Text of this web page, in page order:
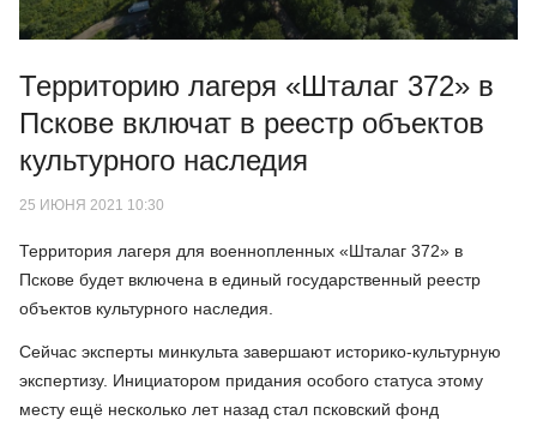
Территорию лагеря «Шталаг 372» в
Пскове включат в реестр объектов
культурного наследия
25 ИЮНЯ 2021 10:30
Территория лагеря для военнопленных «Шталаг 372» в
Пскове будет включена в единый государственный реестр
объектов культурного наследия.
Сейчас эксперты минкульта завершают историко-культурную
экспертизу. Инициатором придания особого статуса этому
месту ещё несколько лет назад стал псковский фонд